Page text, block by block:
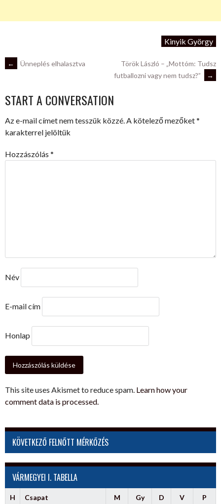
Kinyik György
POST
NAVIGATION
← Ünneplés elhalasztva
Török László – „Mottóm: Tudsz
futballozni vagy nem tudsz?”
→
START A CONVERSATION
Az e-mail címet nem tesszük közzé.A kötelező mezőket*
karakterrel jelöltük
Hozzászólás *
Név
E-mail cím
Honlap
This site uses Akismet to reduce spam. Learn how your
comment data is processed.
KÖVETKEZŐ FELNŐTT MÉRKŐZÉS
VÁRMEGYEI I. TABELLA
H Csapat M Gy D V P